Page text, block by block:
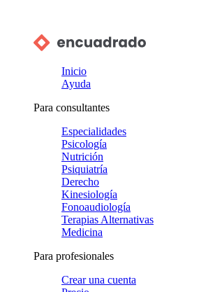
Inicio
Ayuda
Para consultantes
Especialidades
Psicología
Nutrición
Psiquiatría
Derecho
Kinesiología
Fonoaudiología
Terapias Alternativas
Medicina
Para profesionales
Crear una cuenta